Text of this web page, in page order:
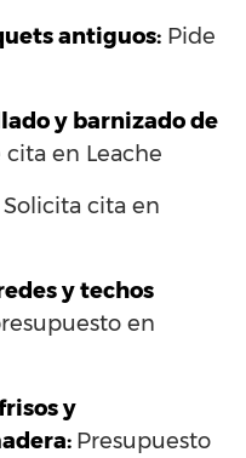
antiguos: Pide
y barnizado de
cita en Leache
Solicita cita en
y techos
en
y
Presupuesto